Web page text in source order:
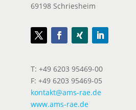
69198 Schriesheim
T: +49 6203 95469-00
F: +49 6203 95469-05
kontakt@ams-rae.de
www.ams-rae.de